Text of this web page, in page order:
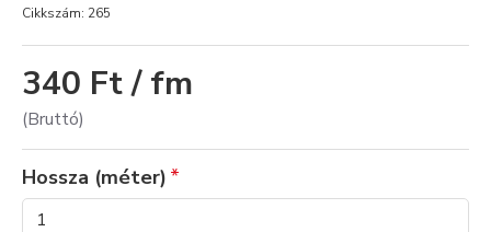
340 Ft / fm
(Bruttó)
Cikkszám: 265
Hossza (méter)